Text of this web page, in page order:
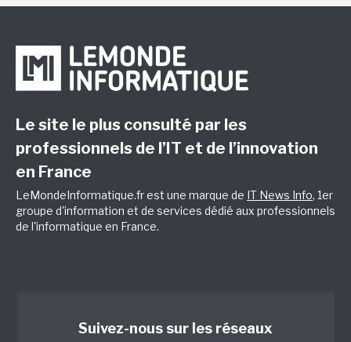
Le site le plus consulté par les
professionnels de l’IT et de l’innovation
en France
LeMondeInformatique.fr est une marque de IT News Info, 1er
groupe d'information et de services dédié aux professionnels
de l'informatique en France.
Suivez-nous sur les réseaux